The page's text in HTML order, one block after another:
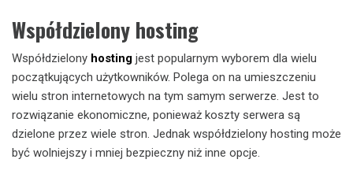
Współdzielony hosting
Współdzielony hosting jest popularnym wyborem dla wielu
początkujących użytkowników. Polega on na umieszczeniu
wielu stron internetowych na tym samym serwerze. Jest to
rozwiązanie ekonomiczne, ponieważ koszty serwera są
dzielone przez wiele stron. Jednak współdzielony hosting może
być wolniejszy i mniej bezpieczny niż inne opcje.